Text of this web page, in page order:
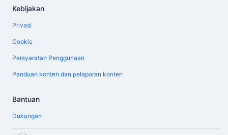
Kebijakan
Privasi
Cookie
Persyaratan Penggunaan
Panduan konten dan pelaporan konten
Bantuan
Dukungan